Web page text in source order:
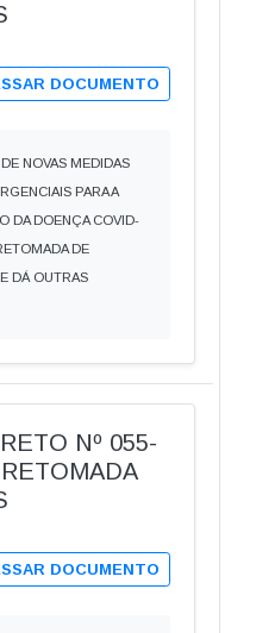
DOCUMENTO
NOVAS MEDIDAS
PARA A
DA DOENÇA COVID-
DE
DÁ OUTRAS
Nº 055-
DOCUMENTO